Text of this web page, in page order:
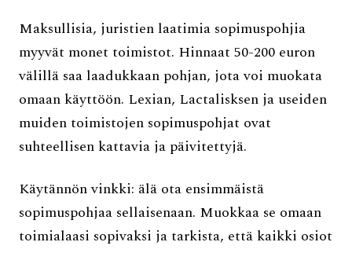
Maksullisia, juristien laatimia sopimuspohjia
myyvät monet toimistot. Hinnaat 50-200 euron
välillä saa laadukkaan pohjan, jota voi muokata
omaan käyttöön. Lexian, Lactalisksen ja useiden
muiden toimistojen sopimuspohjat ovat
suhteellisen kattavia ja päivitettyjä.
Käytännön vinkki: älä ota ensimmäistä
sopimuspohjaa sellaisenaan. Muokkaa se omaan
toimialaasi sopivaksi ja tarkista, että kaikki osiot